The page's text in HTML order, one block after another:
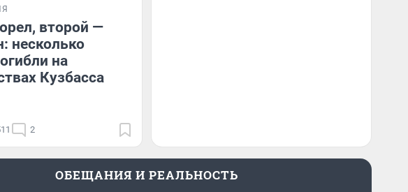
второй —
несколько
на
Кузбасса
2
ОБЕЩАНИЯ И РЕАЛЬНОСТЬ